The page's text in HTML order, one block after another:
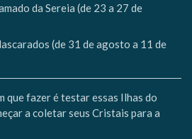
da Sereia (de 23 a 27 de
(de 31 de agosto a 11 de
que fazer é testar essas Ilhas do
a coletar seus Cristais para a